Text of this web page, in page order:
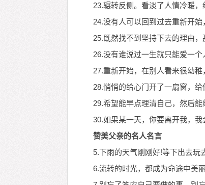
23.辗转反侧。看淡了人情冷暖
24.没有人可以回到过去重新开
25.既然找不到坚持下去的理由
26.没有谁说过一生就只能爱一
27.重新开始，在别人看来很幼稚
28.悄悄的给心门开了一扇窗，
29.希望能早点理清自己，然后
30.如果某一天，你要离开我，
赞美父亲的名人名言
5.下雨的天气刚刚好!等下出去玩
6.流转的时光，都成为命途中美